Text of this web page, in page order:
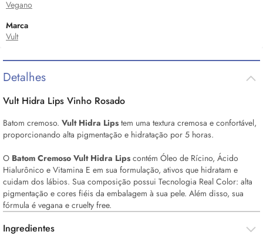
Vegano
Marca
Vult
Detalhes
Vult Hidra Lips Vinho Rosado
Batom cremoso. Vult Hidra Lips tem uma textura cremosa e confortável,
proporcionando alta pigmentação e hidratação por 5 horas.
O Batom Cremoso Vult Hidra Lips contém Óleo de Rícino, Ácido
Hialurônico e Vitamina E em sua formulação, ativos que hidratam e
cuidam dos lábios. Sua composição possui Tecnologia Real Color: alta
pigmentação e cores fiéis da embalagem à sua pele. Além disso, sua
fórmula é vegana e cruelty free.
Ingredientes